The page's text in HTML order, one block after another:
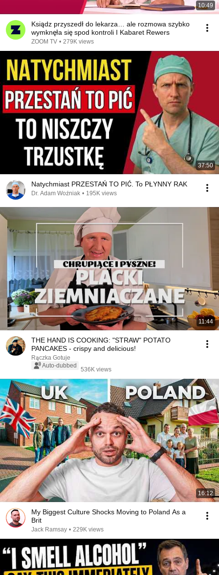
10:49
Ksiądz przyszedł do lekarza… ale rozmowa szybko
wymknęła się spod kontroli I Kabaret Rewers
ZOOM TV • 279K views
37:50
Natychmiast PRZESTAŃ TO PIĆ. To PŁYNNY RAK
Dr. Adam Woźniak • 195K views
11:44
THE HAND IS COOKING: "STRAW" POTATO
PANCAKES - crispy and delicious!
Rączka Gotuje
Auto-dubbed
536K views
16:12
My Biggest Culture Shocks Moving to Poland As a
Brit
Jack Ramsay • 229K views